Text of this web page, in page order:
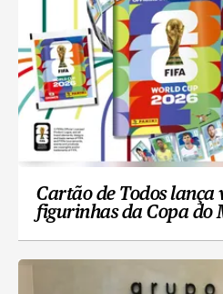
Cartão de Todos lança
figurinhas da Copa do